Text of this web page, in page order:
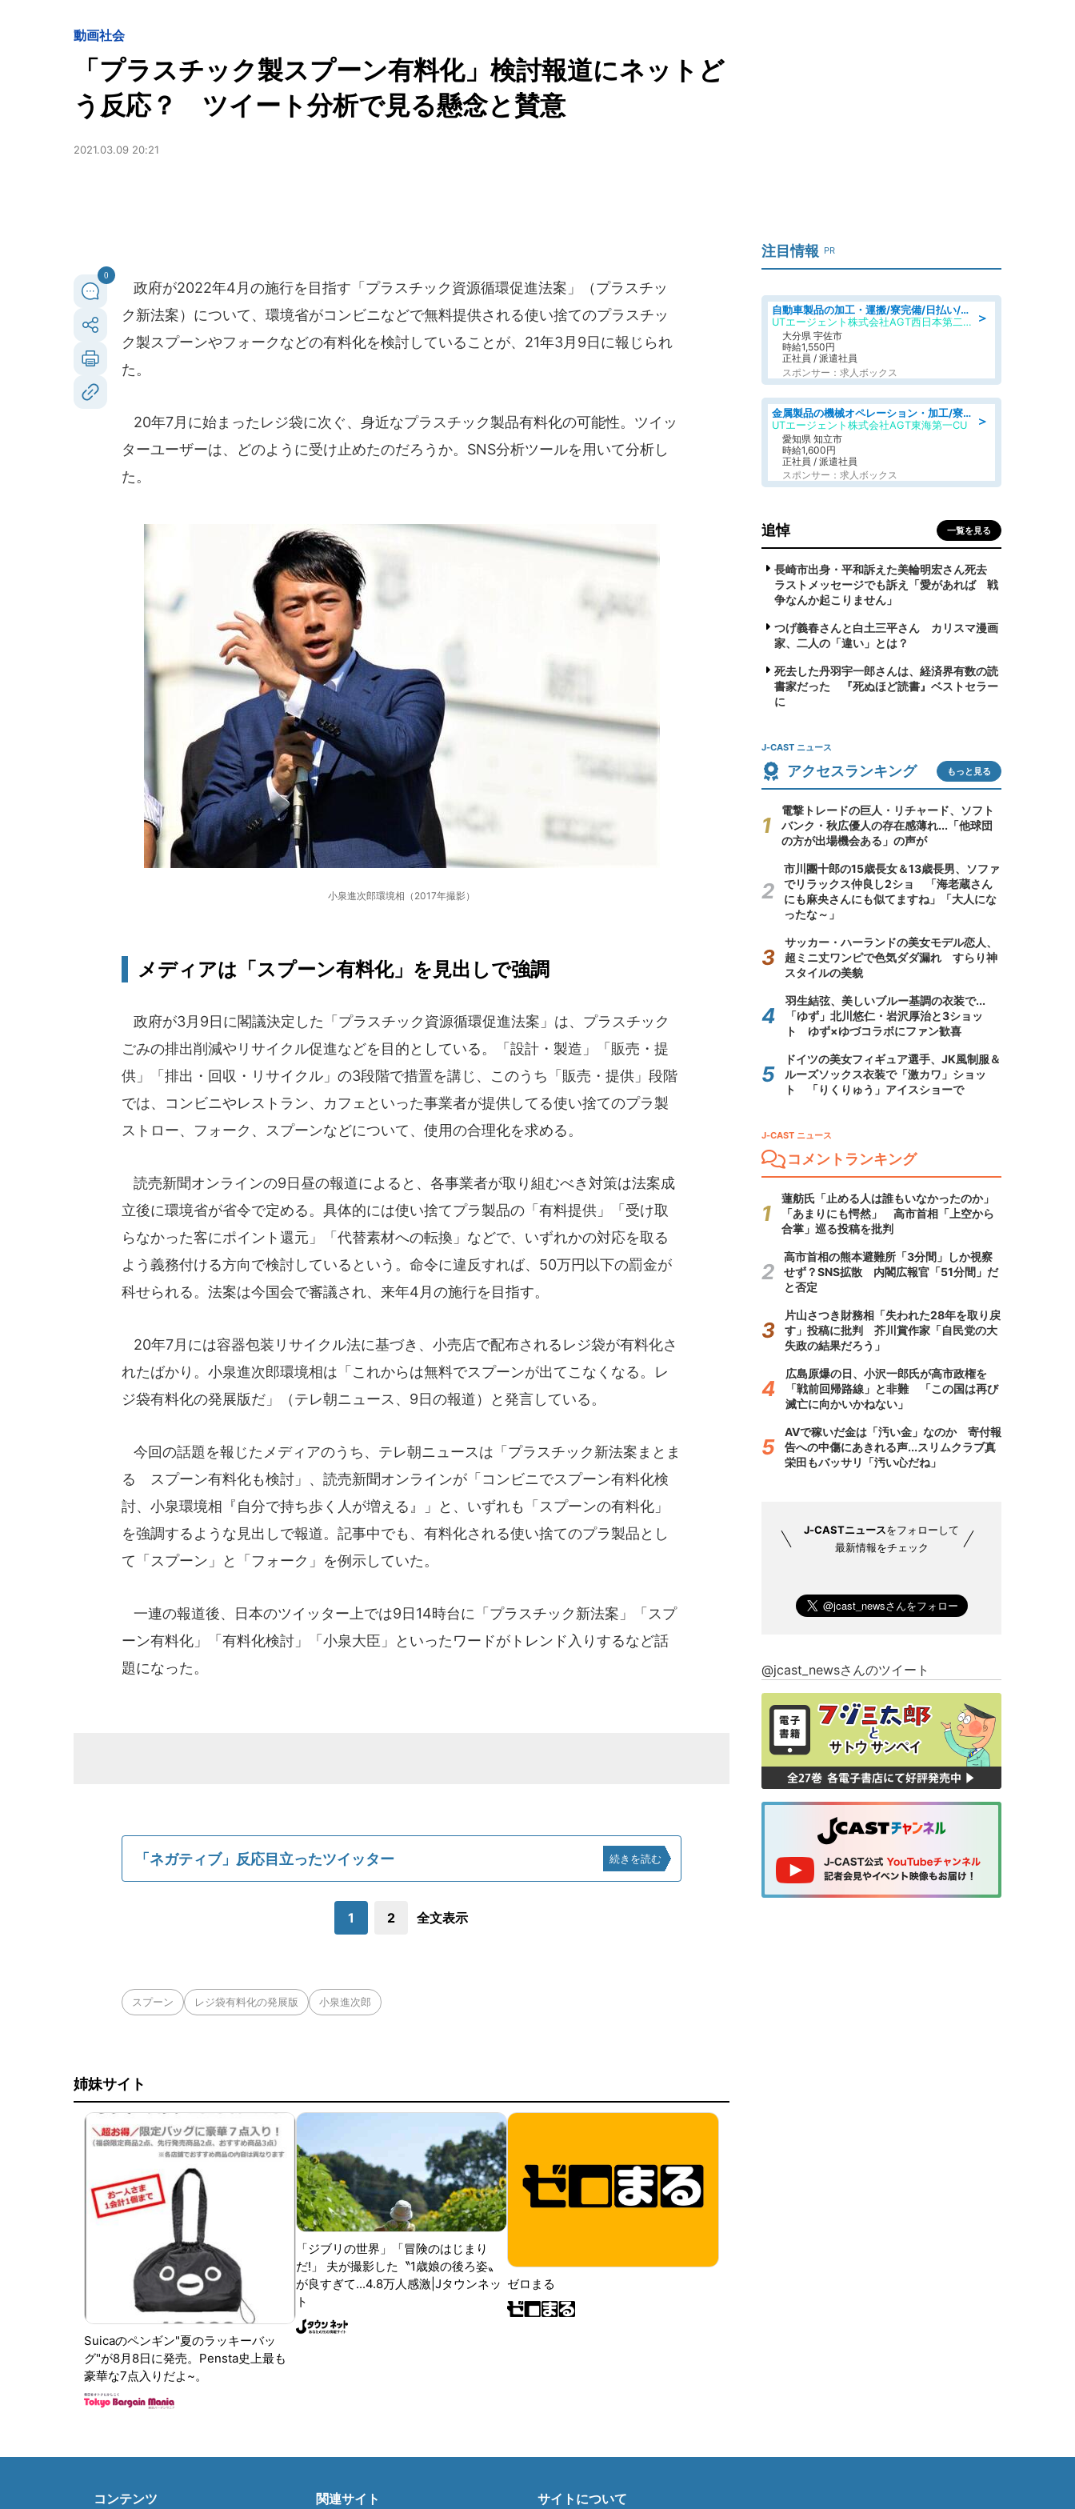
動画社会
「プラスチック製スプーン有料化」検討報道にネットど
う反応？ ツイート分析で見る懸念と賛意
2021.03.09 20:21
0
政府が2022年4月の施行を目指す「プラスチック資源循環促進法案」（プラスチッ
ク新法案）について、環境省がコンビニなどで無料提供される使い捨てのプラスチッ
ク製スプーンやフォークなどの有料化を検討していることが、21年3月9日に報じられ
た。
20年7月に始まったレジ袋に次ぐ、身近なプラスチック製品有料化の可能性。ツイッ
ターユーザーは、どのように受け止めたのだろうか。SNS分析ツールを用いて分析し
た。
小泉進次郎環境相（2017年撮影）
メディアは「スプーン有料化」を見出しで強調
政府が3月9日に閣議決定した「プラスチック資源循環促進法案」は、プラスチック
ごみの排出削減やリサイクル促進などを目的としている。「設計・製造」「販売・提
供」「排出・回収・リサイクル」の3段階で措置を講じ、このうち「販売・提供」段階
では、コンビニやレストラン、カフェといった事業者が提供してる使い捨てのプラ製
ストロー、フォーク、スプーンなどについて、使用の合理化を求める。
読売新聞オンラインの9日昼の報道によると、各事業者が取り組むべき対策は法案成
立後に環境省が省令で定める。具体的には使い捨てプラ製品の「有料提供」「受け取
らなかった客にポイント還元」「代替素材への転換」などで、いずれかの対応を取る
よう義務付ける方向で検討しているという。命令に違反すれば、50万円以下の罰金が
科せられる。法案は今国会で審議され、来年4月の施行を目指す。
20年7月には容器包装リサイクル法に基づき、小売店で配布されるレジ袋が有料化さ
れたばかり。小泉進次郎環境相は「これからは無料でスプーンが出てこなくなる。レ
ジ袋有料化の発展版だ」（テレ朝ニュース、9日の報道）と発言している。
今回の話題を報じたメディアのうち、テレ朝ニュースは「プラスチック新法案まとま
る スプーン有料化も検討」、読売新聞オンラインが「コンビニでスプーン有料化検
討、小泉環境相『自分で持ち歩く人が増える』」と、いずれも「スプーンの有料化」
を強調するような見出しで報道。記事中でも、有料化される使い捨てのプラ製品とし
て「スプーン」と「フォーク」を例示していた。
一連の報道後、日本のツイッター上では9日14時台に「プラスチック新法案」「スプ
ーン有料化」「有料化検討」「小泉大臣」といったワードがトレンド入りするなど話
題になった。
「ネガティブ」反応目立ったツイッター 続きを読む
1 2 全文表示
スプーン レジ袋有料化の発展版 小泉進次郎
姉妹サイト
Suicaのペンギン"夏のラッキーバッ
グ"が8月8日に発売。Pensta史上最も
豪華な7点入りだよ~。
「ジブリの世界」「冒険のはじまり
だ!」 夫が撮影した〝1歳娘の後ろ姿〟
が良すぎて...4.8万人感激|Jタウンネッ
ト
ゼロまる
注目情報 PR
＞
自動車製品の加工・運搬/寮完備/日払い/工場・製造
UTエージェント株式会社AGT西日本第二CU
大分県 宇佐市
時給1,550円
正社員 / 派遣社員
スポンサー：求人ボックス
＞
金属製品の機械オペレーション・加工/寮完備/日払い/工場・製造
UTエージェント株式会社AGT東海第一CU
愛知県 知立市
時給1,600円
正社員 / 派遣社員
スポンサー：求人ボックス
追悼 一覧を見る
長崎市出身・平和訴えた美輪明宏さん死去
ラストメッセージでも訴え「愛があれば 戦
争なんか起こりません」
つげ義春さんと白土三平さん カリスマ漫画
家、二人の「違い」とは？
死去した丹羽宇一郎さんは、経済界有数の読
書家だった 『死ぬほど読書』ベストセラー
に
J-CAST ニュース
アクセスランキング もっと見る
電撃トレードの巨人・リチャード、ソフト
バンク・秋広優人の存在感薄れ...「他球団
の方が出場機会ある」の声が
市川團十郎の15歳長女＆13歳長男、ソファ
でリラックス仲良し2ショ 「海老蔵さん
にも麻央さんにも似てますね」「大人にな
ったな～」
サッカー・ハーランドの美女モデル恋人、
超ミニ丈ワンピで色気ダダ漏れ すらり神
スタイルの美貌
羽生結弦、美しいブルー基調の衣装で...
「ゆず」北川悠仁・岩沢厚治と3ショッ
ト ゆず×ゆづコラボにファン歓喜
ドイツの美女フィギュア選手、JK風制服＆
ルーズソックス衣装で「激カワ」ショッ
ト 「りくりゅう」アイスショーで
J-CAST ニュース
コメントランキング
蓮舫氏「止める人は誰もいなかったのか」
「あまりにも愕然」 高市首相「上空から
合掌」巡る投稿を批判
高市首相の熊本避難所「3分間」しか視察
せず？SNS拡散 内閣広報官「51分間」だ
と否定
片山さつき財務相「失われた28年を取り戻
す」投稿に批判 芥川賞作家「自民党の大
失政の結果だろう」
広島原爆の日、小沢一郎氏が高市政権を
「戦前回帰路線」と非難 「この国は再び
滅亡に向かいかねない」
AVで稼いだ金は「汚い金」なのか 寄付報
告への中傷にあきれる声...スリムクラブ真
栄田もバッサリ「汚い心だね」
J-CASTニュースをフォローして
最新情報をチェック
@jcast_newsさんのツイート
コンテンツ 関連サイト サイトについて